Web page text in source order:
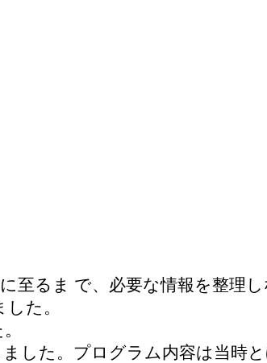
至るま で、必要な情報を整理
た。
した。プログラム内容は当時